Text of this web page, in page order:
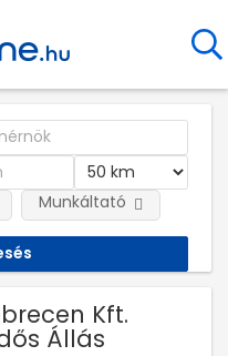
Munkáltató
Kft.
Állás